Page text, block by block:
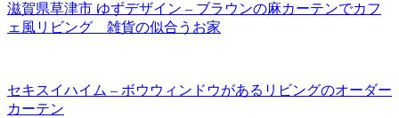
滋賀県草津市 ゆずデザイン – ブラウンの麻カーテンでカフ
ェ風リビング 雑貨の似合うお家
セキスイハイム – ボウウィンドウがあるリビングのオーダー
カーテン